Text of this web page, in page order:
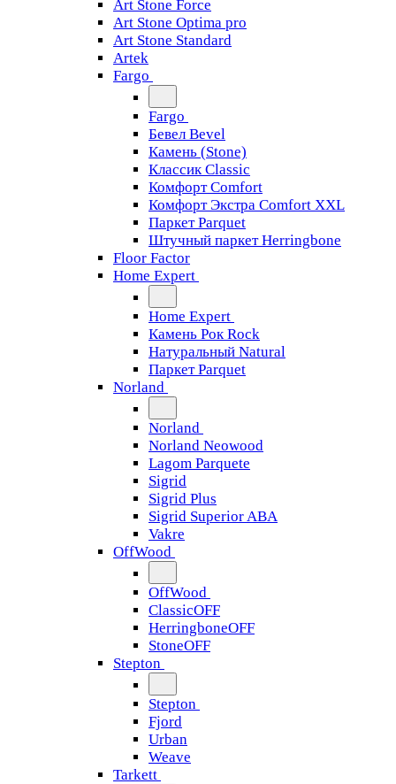
Art Stone Force
Art Stone Optima pro
Art Stone Standard
Artek
Fargo
Fargo
Бевел Bevel
Камень (Stone)
Классик Classic
Комфорт Comfort
Комфорт Экстра Comfort XXL
Паркет Parquet
Штучный паркет Herringbone
Floor Factor
Home Expert
Home Expert
Камень Рок Rock
Натуральный Natural
Паркет Parquet
Norland
Norland
Norland Neowood
Lagom Parquete
Sigrid
Sigrid Plus
Sigrid Superior ABA
Vakre
OffWood
OffWood
ClassicOFF
HerringboneOFF
StoneOFF
Stepton
Stepton
Fjord
Urban
Weave
Tarkett